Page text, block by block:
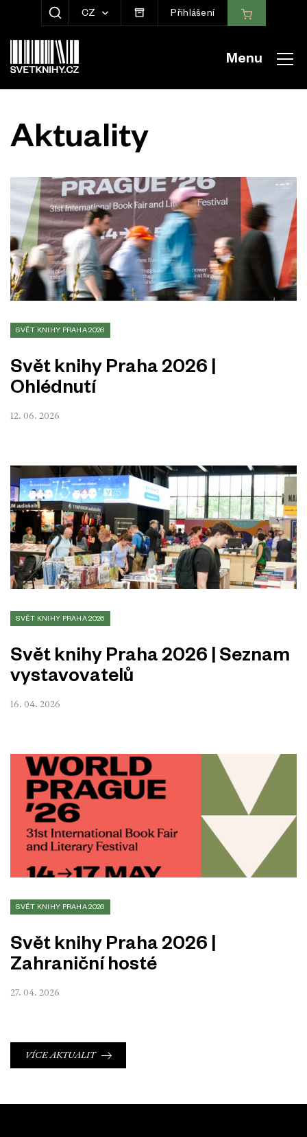
ZOBRAZIT HLEDÁNÍ
CZ Přihlášení
Menu
Aktuality
SVĚT KNIHY PRAHA 2026
Svět knihy Praha 2026 |
Ohlédnutí
12. 06. 2026
SVĚT KNIHY PRAHA 2026
Svět knihy Praha 2026 | Seznam
vystavovatelů
16. 04. 2026
SVĚT KNIHY PRAHA 2026
Svět knihy Praha 2026 |
Zahraniční hosté
27. 04. 2026
VÍCE AKTUALIT